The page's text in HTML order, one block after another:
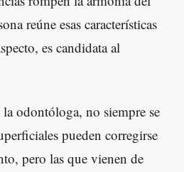
reúne esas características
es candidata al
odontóloga, no siempre se
pueden corregirse
pero las que vienen de